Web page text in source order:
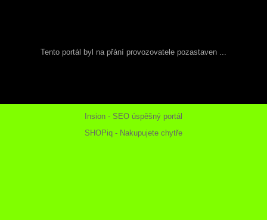
Tento portál byl na přání provozovatele pozastaven ...
Insion - SEO úspěšný portál
SHOPiq - Nakupujete chytře